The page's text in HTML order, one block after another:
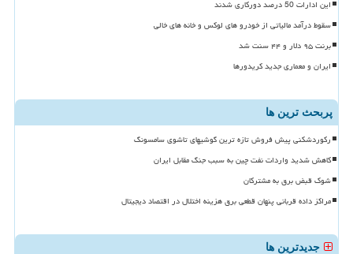
این ادارات 50 درصد دورکاری شدند
سقوط درآمد مالیاتی از خودرو های لوکس و خانه های خالی
برنت ۹۵ دلار و ۴۴ سنت شد
ایران و معماری جدید کریدورها
پربحث ترین ها
رکوردشکنی پیش فروش تازه ترین گوشیهای تاشوی سامسونگ
کاهش شدید واردات نفت چین به سبب جنگ مقابل ایران
شوک قبض برق به مشترکان
مراکز داده قربانی پنهان قطعی برق هزینه اختلال در اقتصاد دیجیتال
جدیدترین ها